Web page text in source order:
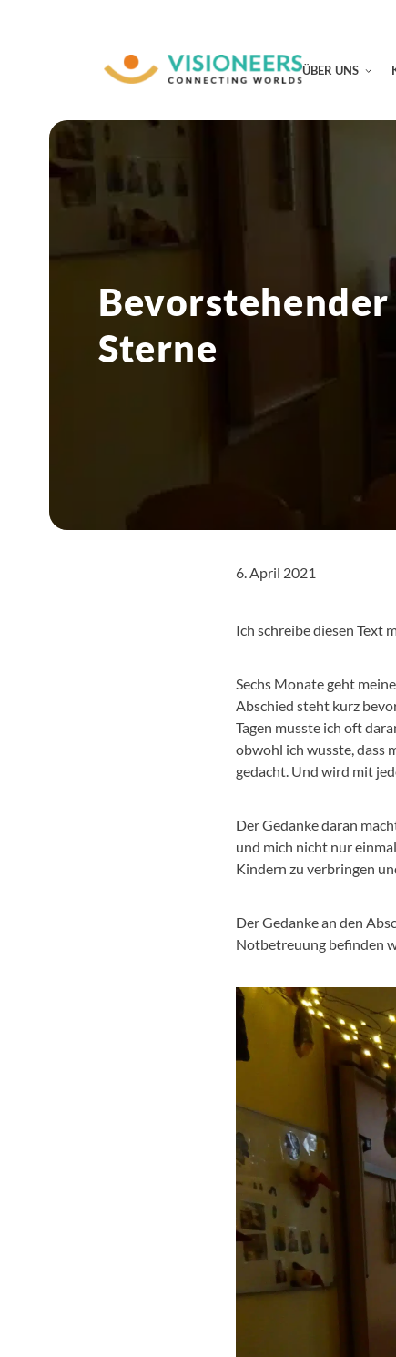
ÜBER UNS
Sterne
6. April 2021
Ich schreibe diesen Text
Sechs Monate geht
Abschied steht kurz
Tagen musste ich oft
obwohl ich wusste, dass
gedacht. Und wird mit
Der Gedanke daran
und mich nicht nur
Kindern zu verbringen
Der Gedanke an den
Notbetreuung befinden